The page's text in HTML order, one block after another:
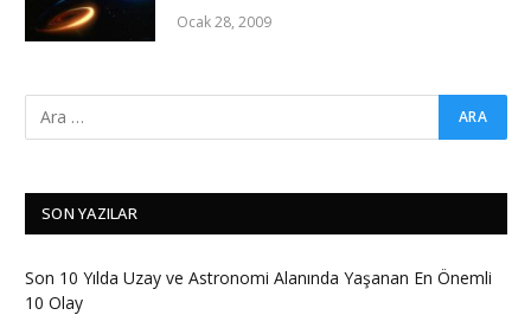
Ocak 28, 2009
SON YAZILAR
Son 10 Yılda Uzay ve Astronomi Alanında Yaşanan En Önemli
10 Olay